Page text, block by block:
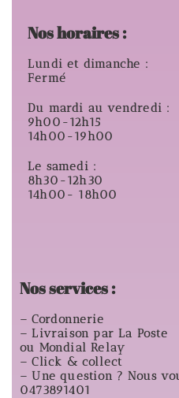
Nos horaires :
Lundi et dimanche :
Fermé
Du mardi au vendredi :
9h00-12h15
14h00-19h00
Le samedi :
8h30-12h30
14h00- 18h00
Nos services :
– Cordonnerie
– Livraison par La Poste
ou Mondial Relay
– Click & collect
– Une question ? Nous
0473891401